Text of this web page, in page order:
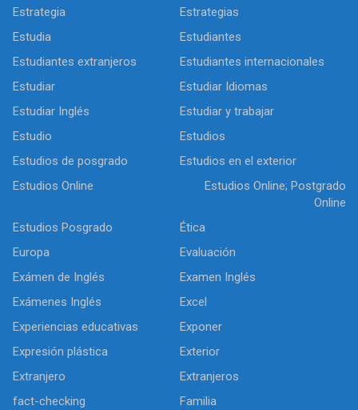
Estrategia
Estrategias
Estudia
Estudiantes
Estudiantes extranjeros
Estudiantes internacionales
Estudiar
Estudiar Idiomas
Estudiar Inglés
Estudiar y trabajar
Estudio
Estudios
Estudios de posgrado
Estudios en el exterior
Estudios Online
Estudios Online; Postgrado
Online
Estudios Posgrado
Ética
Europa
Evaluación
Exámen de Inglés
Examen Inglés
Exámenes Inglés
Excel
Experiencias educativas
Exponer
Expresión plástica
Exterior
Extranjero
Extranjeros
fact-checking
Familia